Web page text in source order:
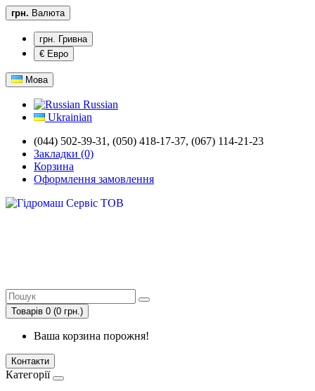
грн. Валюта
грн. Гривна
€ Евро
Мова
Russian
Ukrainian
(044) 502-39-31, (050) 418-17-37, (067) 114-21-23
Закладки (0)
Корзина
Оформлення замовлення
Товарів 0 (0 грн.)
Ваша корзина порожня!
Контакти
Категорії